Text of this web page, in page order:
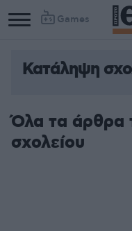
Games
Κατάληψη
Όλα τα άρθρα
σχολείου